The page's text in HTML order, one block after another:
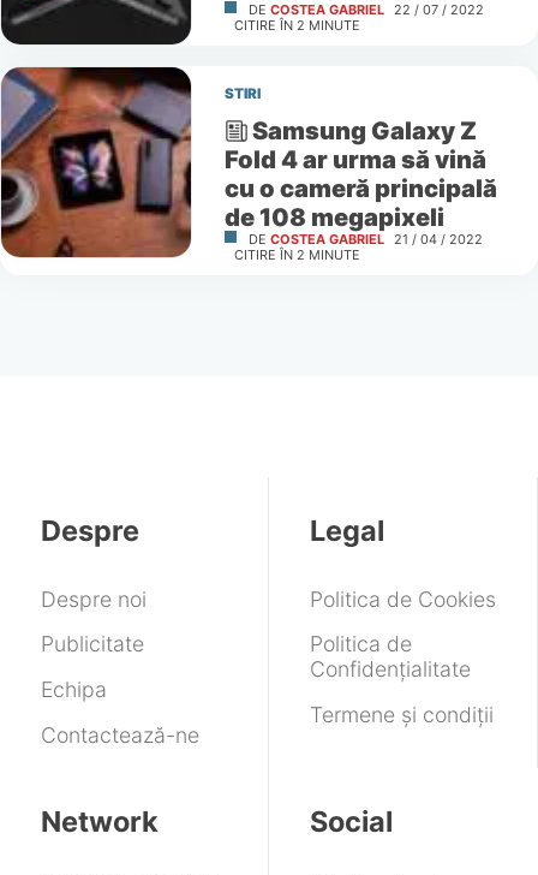
DE COSTEA GABRIEL 22 / 07 / 2022
CITIRE ÎN 2 MINUTE
STIRI
Samsung Galaxy Z
Fold 4 ar urma să vină
cu o cameră principală
de 108 megapixeli
DE COSTEA GABRIEL 21 / 04 / 2022
CITIRE ÎN 2 MINUTE
Despre
Despre noi
Publicitate
Echipa
Contactează-ne
Legal
Politica de Cookies
Politica de
Confidențialitate
Termene și condiții
Network Social